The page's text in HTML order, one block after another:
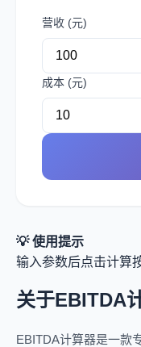
营收 (元)
成本 (元)
💡 使用提示
输入参数后点击计算
关于EBITDA
EBITDA计算器是一款